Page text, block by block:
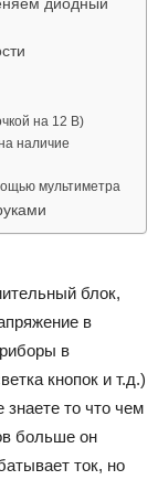
диодный
на 12 В)
наличие
мультиметра
блок,
в
в
кнопок и т.д.)
то что чем
больше он
ток, но